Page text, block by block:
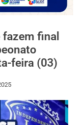
fazem final
feira (03)